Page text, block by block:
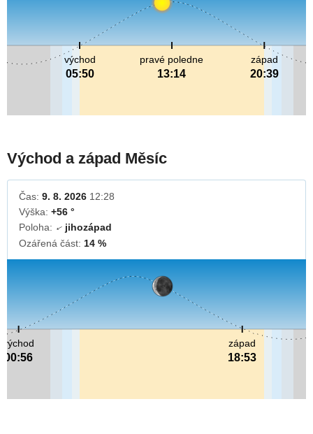
pravé poledne
13:14
východ
05:50
západ
20:39
Východ a západ Měsíc
Čas: 9. 8. 2026 12:28
Výška: +56 °
Poloha: ↓jihozápad
Ozářená část: 14 %
východ
00:56
západ
18:53